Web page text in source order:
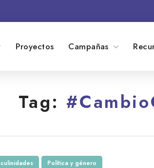
Proyectos Campañas
Tag:
Política y género